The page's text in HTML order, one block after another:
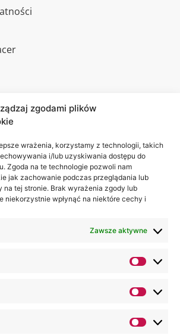
zgodami plików
wrażenia, korzystamy z technologii, takich
i/lub uzyskiwania dostępu do
Zgoda na te technologie pozwoli nam
jak zachowanie podczas przeglądania lub
na tej stronie. Brak wyrażenia zgody lub
niekorzystnie wpłynąć na niektóre cechy i
Zawsze aktywne
Akademia
WSEI
ul.
Projektowa
4